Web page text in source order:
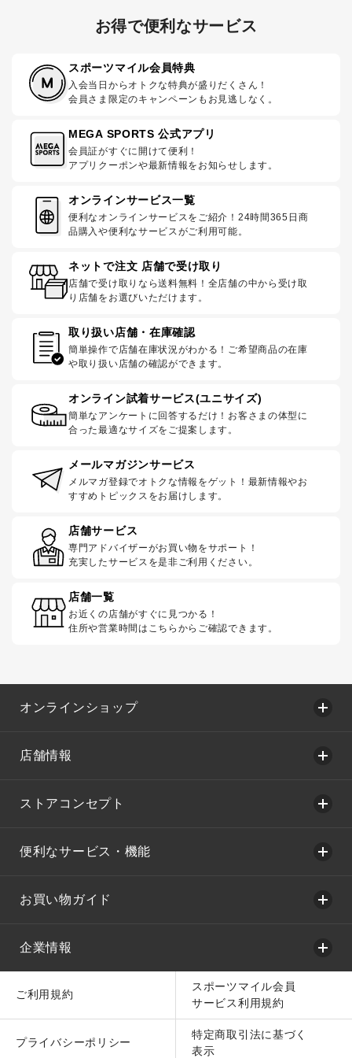
お得で便利なサービス
スポーツマイル会員特典
入会当日からオトクな特典が盛りだくさん！
会員さま限定のキャンペーンもお見逃しなく。
MEGA SPORTS 公式アプリ
会員証がすぐに開けて便利！
アプリクーポンや最新情報をお知らせします。
オンラインサービス一覧
便利なオンラインサービスをご紹介！24時間365日商
品購入や便利なサービスがご利用可能。
ネットで注文 店舗で受け取り
店舗で受け取りなら送料無料！全店舗の中から受け取
り店舗をお選びいただけます。
取り扱い店舗・在庫確認
簡単操作で店舗在庫状況がわかる！ご希望商品の在庫
や取り扱い店舗の確認ができます。
オンライン試着サービス(ユニサイズ)
簡単なアンケートに回答するだけ！お客さまの体型に
合った最適なサイズをご提案します。
メールマガジンサービス
メルマガ登録でオトクな情報をゲット！最新情報やお
すすめトピックスをお届けします。
店舗サービス
専門アドバイザーがお買い物をサポート！
充実したサービスを是非ご利用ください。
店舗一覧
お近くの店舗がすぐに見つかる！
住所や営業時間はこちらからご確認できます。
オンラインショップ
店舗情報
ストアコンセプト
便利なサービス・機能
お買い物ガイド
企業情報
ご利用規約
スポーツマイル会員
サービス利用規約
プライバシーポリシー
特定商取引法に基づく
表示